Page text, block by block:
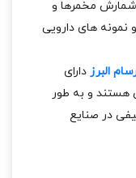
مخمرها و
های دارویی
البرز دارای
هستند و به‌ طور
در صنایع